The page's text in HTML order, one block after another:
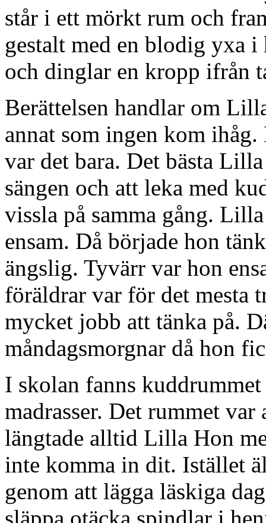
står i ett mörkt rum och
gestalt med en blodig yxa
och dinglar en kropp ifrån
Berättelsen handlar om
annat som ingen kom
var det bara. Det bästa
sängen och att leka med
vissla på samma gång.
ensam. Då började hon
ängslig. Tyvärr var hon
föräldrar var för det mesta
mycket jobb att tänka på.
måndagsmorgnar då hon
I skolan fanns
madrasser. Det rummet
längtade alltid Lilla Hon
inte komma in dit. Istället
genom att lägga läskiga
släppa otäcka spindlar i